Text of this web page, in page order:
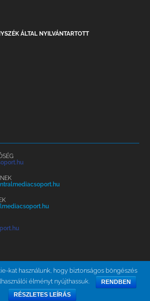
ÁLTAL NYILVÁNTARTOTT
BRAND SAFETY
kat használunk, hogy biztonságos böngészés
élményt nyújthassuk.
RENDBEN
RÉSZLETES LEÍRÁS